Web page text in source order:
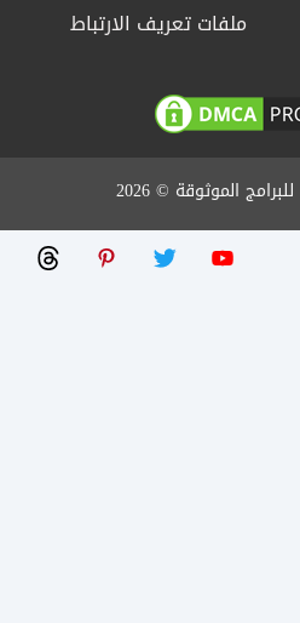
ملفات تعريف الارتباط
الموثوقة © 2026